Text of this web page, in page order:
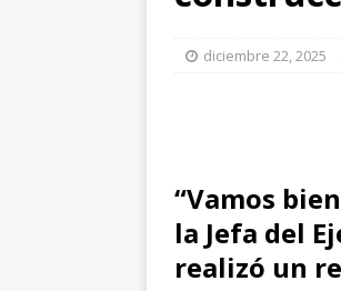
diciembre 22, 2025
“Vamos
la Jefa del
realizó un